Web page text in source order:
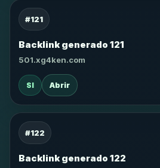
#121
Backlink generado 121
501.xg4ken.com
SI Abrir
#122
Backlink generado 122